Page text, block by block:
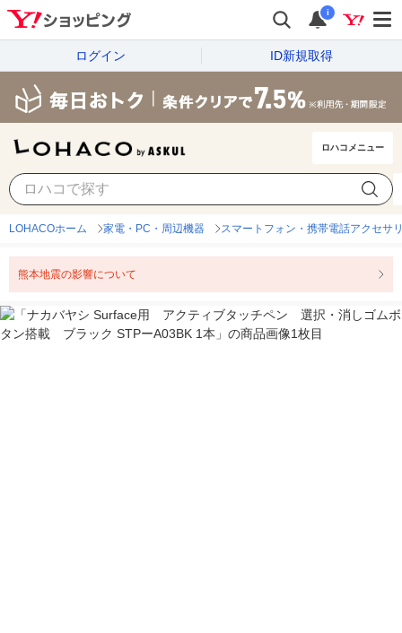
i
ログイン ID新規取得
ロハコメニュー
LOHACOホーム 家電・PC・周辺機器 スマートフォン・携帯電話アクセサ
熊本地震の影響について